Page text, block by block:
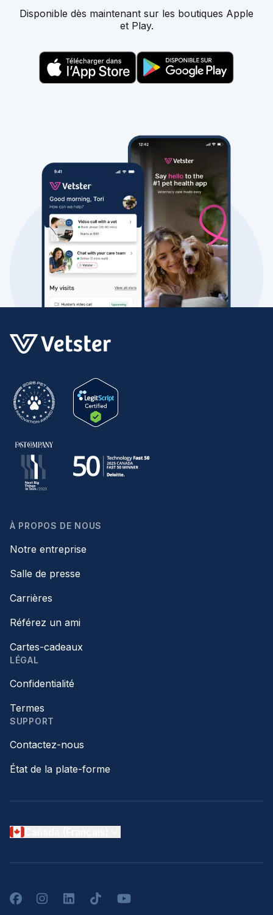
Disponible dès maintenant sur les boutiques Apple
et Play.
À PROPOS DE NOUS
Notre entreprise
Salle de presse
Carrières
Référez un ami
Cartes-cadeaux
LÉGAL
Confidentialité
Termes
SUPPORT
Contactez-nous
État de la plate-forme
FacebookInstagramLinkedInTikTokYouTube